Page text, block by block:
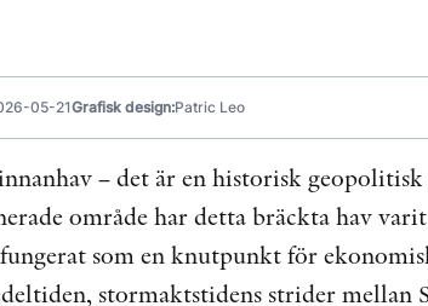
05-21Grafisk design:Patric Leo
– det är en historisk
område har detta bräckta hav
som en knutpunkt för
stormaktstidens strider mellan